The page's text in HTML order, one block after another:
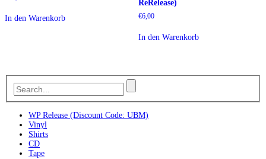
In den Warenkorb
ReRelease)
€6,00
In den Warenkorb
WP Release (Discount Code: UBM)
Vinyl
Shirts
CD
Tape